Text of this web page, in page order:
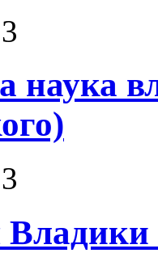
наука